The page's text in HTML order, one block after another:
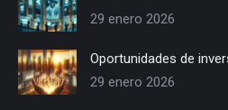
29 enero 2026
Oportunidades de
29 enero 2026